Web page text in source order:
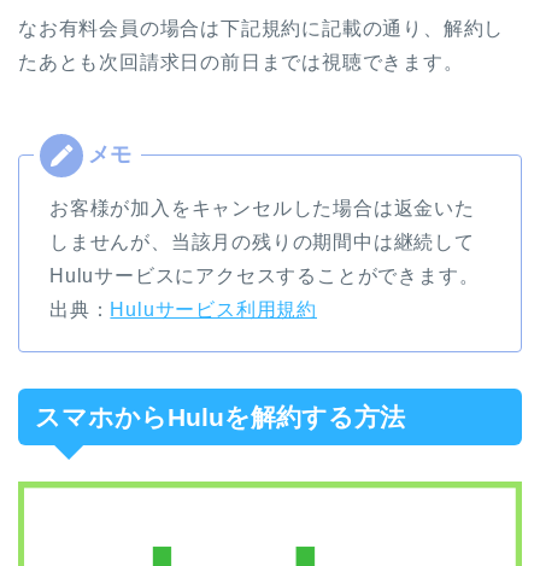
なお有料会員の場合は下記規約に記載の通り、解約し
たあとも次回請求日の前日までは視聴できます。
お客様が加入をキャンセルした場合は返金いた
しませんが、当該月の残りの期間中は継続して
Huluサービスにアクセスすることができます。
出典： Huluサービス利用規約
スマホからHuluを解約する方法